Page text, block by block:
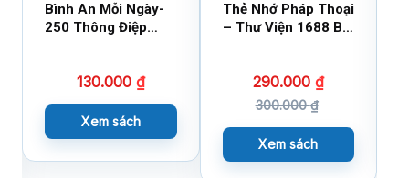
Bình An Mỗi Ngày-
250 Thông Điệp
130.000 ₫
Xem sách
Thẻ Nhớ Pháp Thoại
– Thư Viện 1688 Bài
290.000 ₫
300.000₫
Xem sách